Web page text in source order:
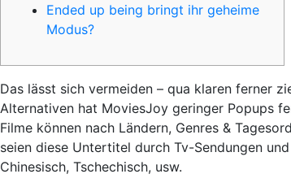
Ended up being bringt ihr geheime
Modus?
Das lässt sich vermeiden – qua klaren ferner
Alternativen hat MoviesJoy geringer Popups
Filme können nach Ländern, Genres &
seien diese Untertitel durch Tv-Sendungen
Chinesisch, Tschechisch, usw.